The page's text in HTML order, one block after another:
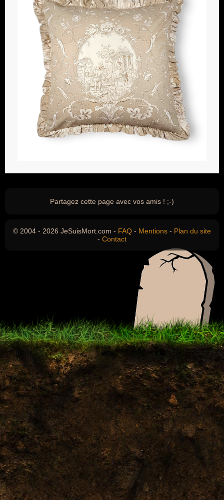
Partagez cette page avec vos amis ! ;-)
© 2004 - 2026 JeSuisMort.com - FAQ - Mentions - Plan du site
- Contact